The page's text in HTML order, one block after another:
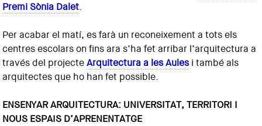
Premi Sònia Dalet.
Per acabar el matí, es farà un reconeixement a tots els
centres escolars on fins ara s’ha fet arribar l’arquitectura a
través del projecteArquitectura a les Aulesi també als
arquitectes que ho han fet possible.
ENSENYAR ARQUITECTURA: UNIVERSITAT, TERRITORI I
NOUS ESPAIS D’APRENENTATGE